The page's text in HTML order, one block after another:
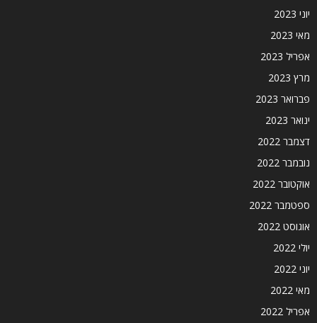
יוני 2023
מאי 2023
אפריל 2023
מרץ 2023
פברואר 2023
ינואר 2023
דצמבר 2022
נובמבר 2022
אוקטובר 2022
ספטמבר 2022
אוגוסט 2022
יולי 2022
יוני 2022
מאי 2022
אפריל 2022